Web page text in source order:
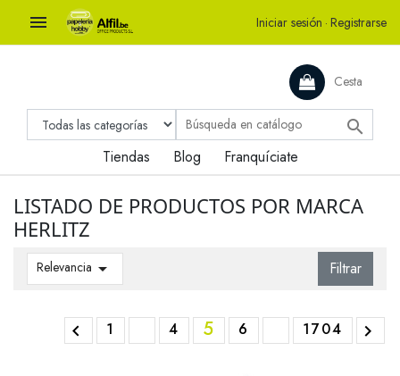
 Iniciar sesión · Registrarse
Cesta

Tiendas Blog Franquíciate
LISTADO DE PRODUCTOS POR MARCA
HERLITZ
Relevancia  Filtrar
 1 4 5 6 1704 